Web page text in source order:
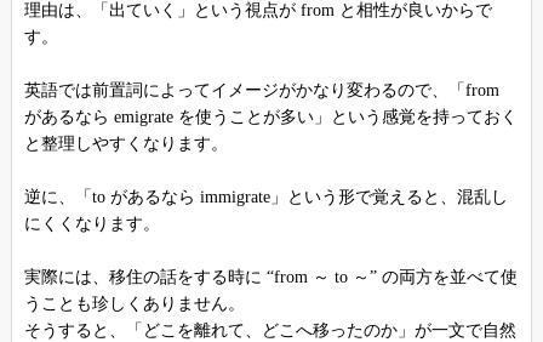
理由は、「出ていく」という視点が from と相性が良いからで
す。
英語では前置詞によってイメージがかなり変わるので、「from
があるなら emigrate を使うことが多い」という感覚を持っておく
と整理しやすくなります。
逆に、「to があるなら immigrate」という形で覚えると、混乱し
にくくなります。
実際には、移住の話をする時に “from ～ to ～” の両方を並べて使
うことも珍しくありません。
そうすると、「どこを離れて、どこへ移ったのか」が一文で自然